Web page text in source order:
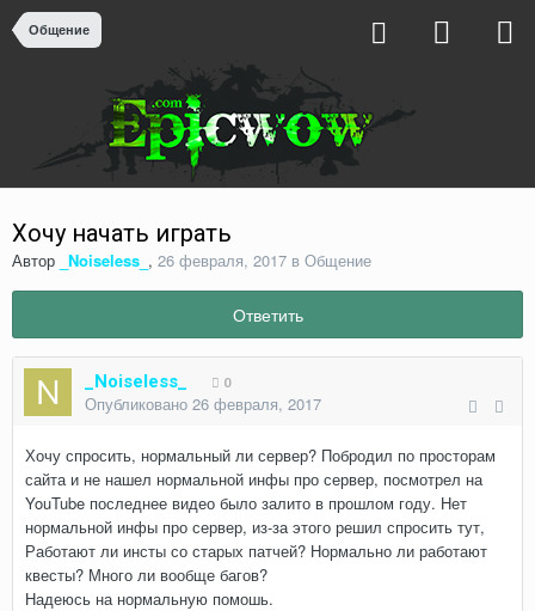
Общение
Хочу начать играть
Автор _Noiseless_ , 26 февраля, 2017 в Общение
Ответить
_Noiseless_ 0
Опубликовано 26 февраля, 2017
Хочу спросить, нормальный ли сервер? Побродил по просторам
сайта и не нашел нормальной инфы про сервер, посмотрел на
YouTube последнее видео было залито в прошлом году. Нет
нормальной инфы про сервер, из-за этого решил спросить тут,
Работают ли инсты со старых патчей? Нормально ли работают
квесты? Много ли вообще багов?
Надеюсь на нормальную помошь.